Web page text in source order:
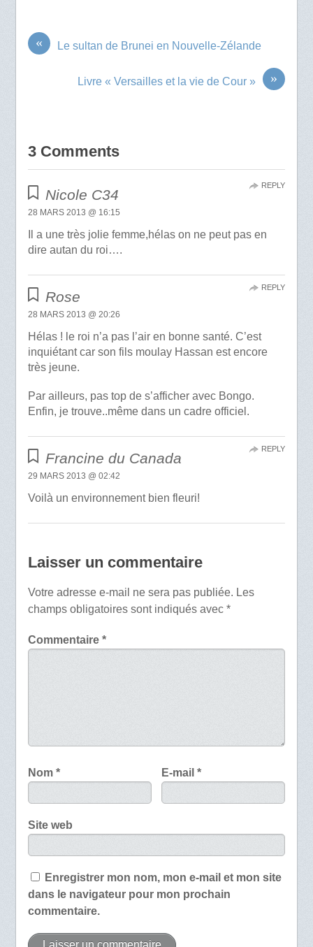
« Le sultan de Brunei en Nouvelle-Zélande
»
Livre « Versailles et la vie de Cour »
3 Comments
Nicole C34
28 MARS 2013 @ 16:15
Il a une très jolie femme,hélas on ne peut pas en
dire autan du roi….
REPLY
Rose
28 MARS 2013 @ 20:26
Hélas ! le roi n’a pas l’air en bonne santé. C’est
inquiétant car son fils moulay Hassan est encore
très jeune.
Par ailleurs, pas top de s’afficher avec Bongo.
Enfin, je trouve..même dans un cadre officiel.
REPLY
Francine du Canada
29 MARS 2013 @ 02:42
Voilà un environnement bien fleuri!
REPLY
Laisser un commentaire
Votre adresse e-mail ne sera pas publiée. Les
champs obligatoires sont indiqués avec *
Commentaire *
Nom * E-mail*
Site web
Enregistrer mon nom, mon e-mail et mon site
dans le navigateur pour mon prochain
commentaire.